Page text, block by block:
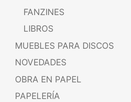
FANZINES
LIBROS
MUEBLES PARA DISCOS
NOVEDADES
OBRA EN PAPEL
PAPELERÍA